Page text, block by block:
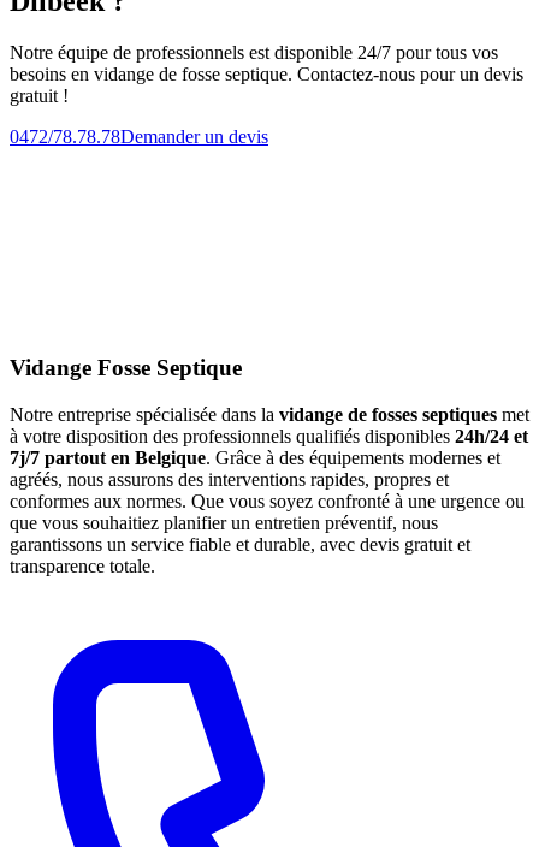
Notre équipe de professionnels est disponible 24/7 pour tous vos
besoins en vidange de fosse septique. Contactez-nous pour un devis
gratuit !
0472/78.78.78Demander un devis
Vidange Fosse Septique
Notre entreprise spécialisée dans la vidange de fosses septiques met
à votre disposition des professionnels qualifiés disponibles 24h/24 et
7j/7 partout en Belgique. Grâce à des équipements modernes et
agréés, nous assurons des interventions rapides, propres et
conformes aux normes. Que vous soyez confronté à une urgence ou
que vous souhaitiez planifier un entretien préventif, nous
garantissons un service fiable et durable, avec devis gratuit et
transparence totale.